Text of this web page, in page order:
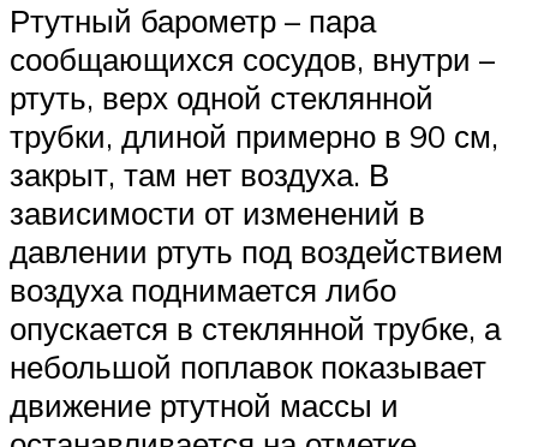
Ртутный барометр – пара
сообщающихся сосудов, внутри –
ртуть, верх одной стеклянной
трубки, длиной примерно в 90 см,
закрыт, там нет воздуха. В
зависимости от изменений в
давлении ртуть под воздействием
воздуха поднимается либо
опускается в стеклянной трубке, а
небольшой поплавок показывает
движение ртутной массы и